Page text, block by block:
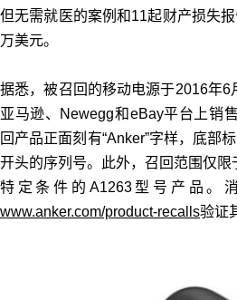
但无需就医的案例和11起财产损失
万美元。
据悉，被召回的移动电源于2016年6
亚马逊、Newegg和eBay平台上销
回产品正面刻有“Anker”字样，底部
开头的序列号。此外，召回范围仅
特定条件的A1263型号产品。
www.anker.com/product-recalls验证